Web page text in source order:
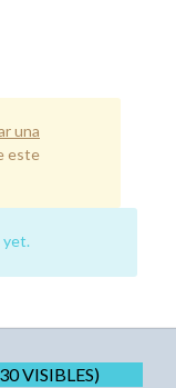
una
este
yet.
VISIBLES)